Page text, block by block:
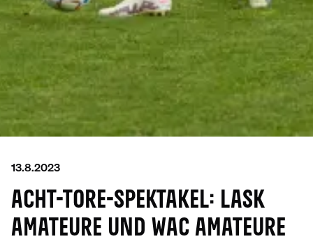
13.8.2023
ACHT-TORE-SPEKTAKEL: LASK
AMATEURE UND WAC AMATEURE